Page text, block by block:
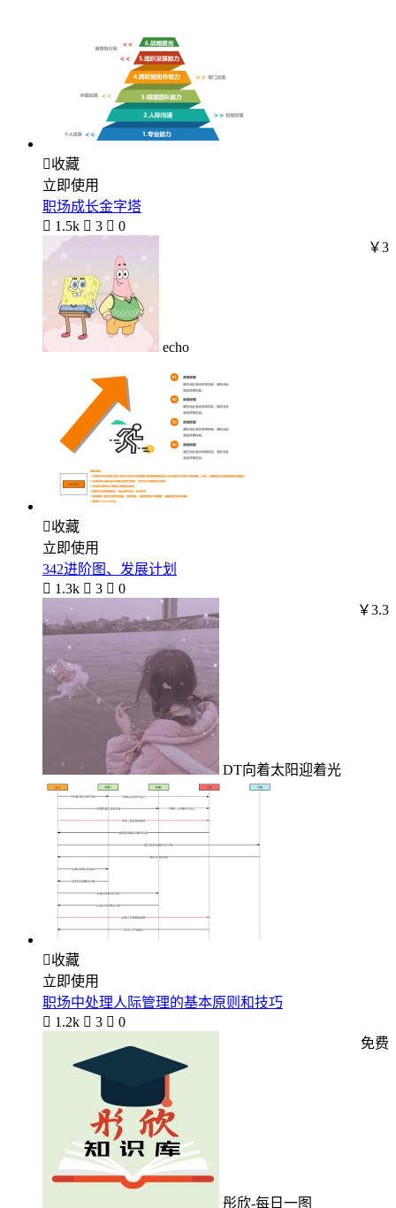
收藏
立即使用
职场成长金字塔
 1.5k  3  0
echo
￥3
收藏
立即使用
342进阶图、发展计划
 1.3k  3  0
DT向着太阳迎着光
￥3.3
收藏
立即使用
职场中处理人际管理的基本原则和技巧
 1.2k  3  0
彤欣-每日一图
免费